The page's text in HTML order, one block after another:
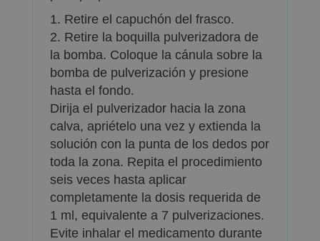
1. Retire el capuchón del frasco.
2. Retire la boquilla pulverizadora de
la bomba. Coloque la cánula sobre la
bomba de pulverización y presione
hasta el fondo.
Dirija el pulverizador hacia la zona
calva, apriételo una vez y extienda la
solución con la punta de los dedos por
toda la zona. Repita el procedimiento
seis veces hasta aplicar
completamente la dosis requerida de
1 ml, equivalente a 7 pulverizaciones.
Evite inhalar el medicamento durante